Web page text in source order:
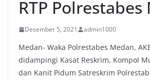
RTP Polrestabes
Desember 5, 2021 admin1000
Medan- Waka Polrestabes Medan,
didampingi Kasat Reskrim, Kompol
dan Kanit Pidum Satreskrim